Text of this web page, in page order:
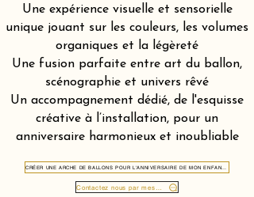
Une expérience visuelle et sensorielle
unique jouant sur les couleurs, les volumes
organiques et la légèreté
Une fusion parfaite entre art du ballon,
scénographie et univers rêvé
Un accompagnement dédié, de l'esquisse
créative à l’installation, pour un
anniversaire harmonieux et inoubliable